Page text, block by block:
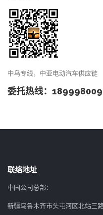
中乌专线，中亚电动汽车供应链
委托热线：
联络地址
中国公司总部：
新疆乌鲁木齐市头屯河区北站三